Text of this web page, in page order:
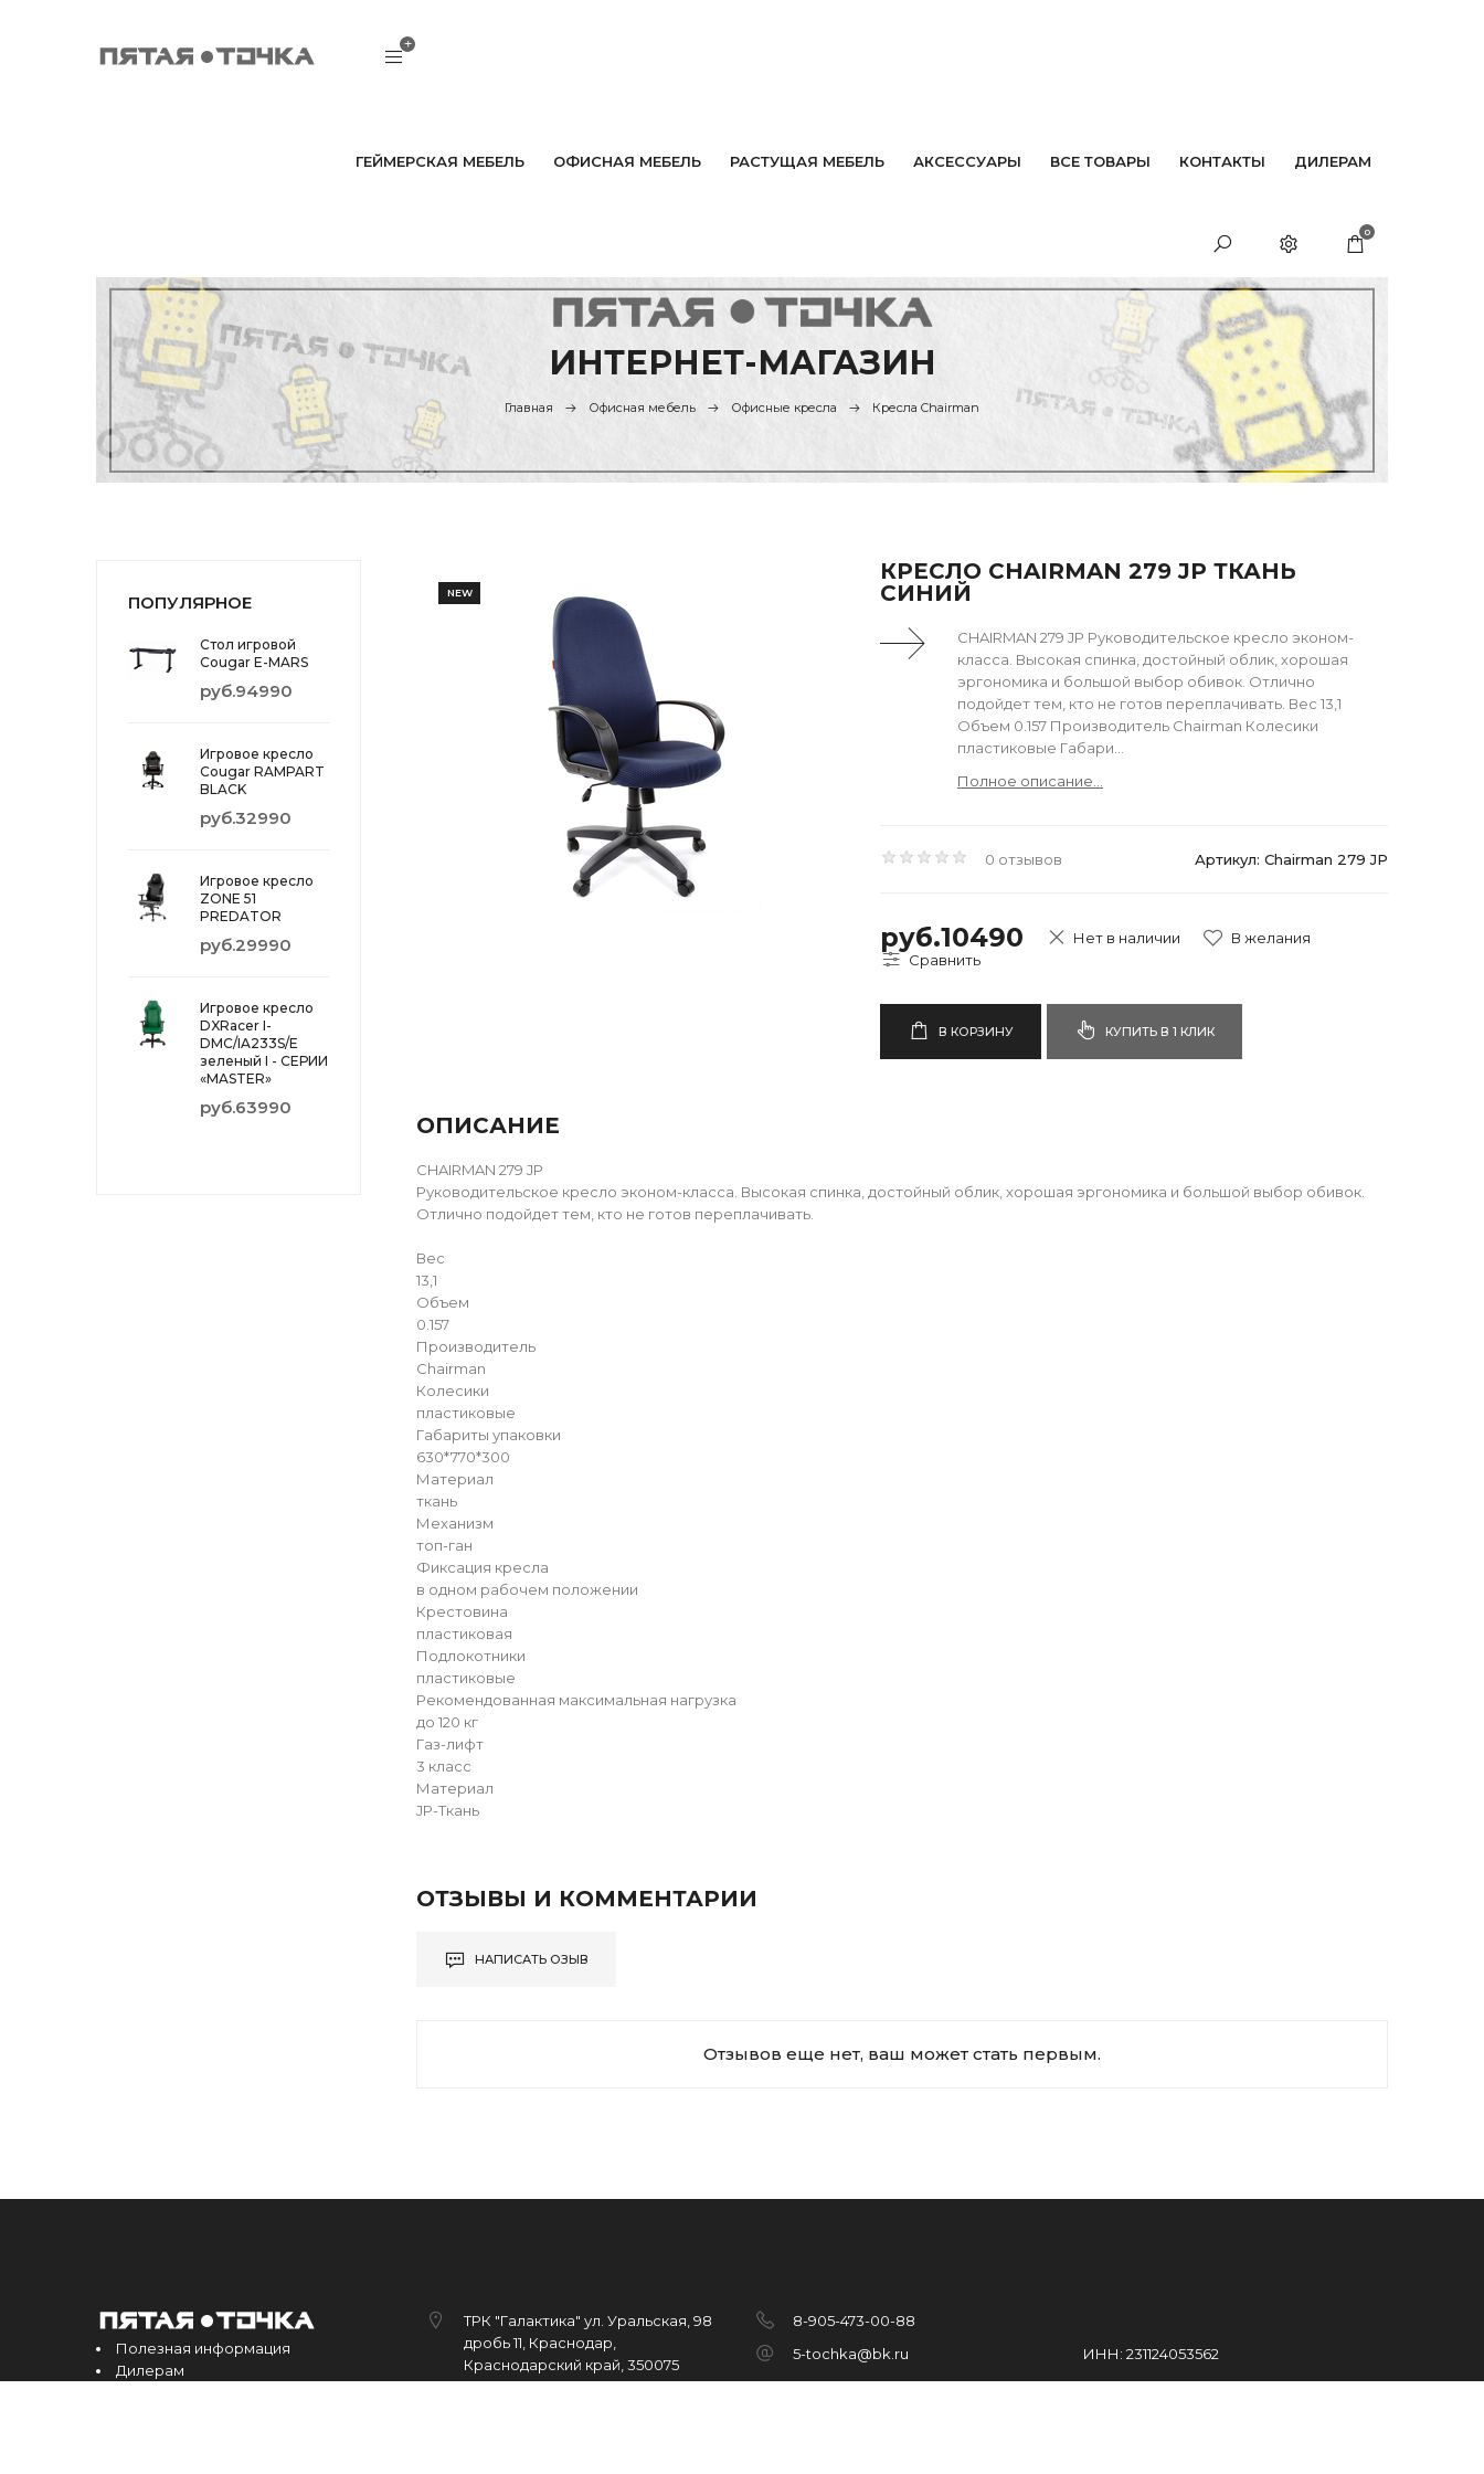
ГЕЙМЕРСКАЯ МЕБЕЛЬ ОФИСНАЯ МЕБЕЛЬ РАСТУЩАЯ МЕБЕЛЬ АКСЕССУАРЫ ВСЕ ТОВАРЫ КОНТАКТЫ ДИЛЕРАМ
0
ИНТЕРНЕТ-МАГАЗИН
Главная Офисная мебель Офисные кресла Кресла Chairman
NEW
КРЕСЛО CHAIRMAN 279 JP ТКАНЬ
СИНИЙ
CHAIRMAN 279 JP Руководительское кресло эконом-
класса. Высокая спинка, достойный облик, хорошая
эргономика и большой выбор обивок. Отлично
подойдет тем, кто не готов переплачивать. Вес 13,1
Объем 0.157 Производитель Chairman Колесики
пластиковые Габари...
Полное описание...
0 отзывов Артикул: Chairman 279 JP
руб.10490 Нет в наличии
В КОРЗИНУ КУПИТЬ В 1 КЛИК
ОПИСАНИЕ
CHAIRMAN 279 JP
Руководительское кресло эконом-класса. Высокая спинка, достойный облик, хорошая эргономика и большой выбор обивок.
Отлично подойдет тем, кто не готов переплачивать.
Вес
13,1
Объем
0.157
Производитель
Chairman
Колесики
пластиковые
Габариты упаковки
630*770*300
Материал
ткань
Механизм
топ-ган
Фиксация кресла
в одном рабочем положении
Крестовина
пластиковая
Подлокотники
пластиковые
Рекомендованная максимальная нагрузка
до 120 кг
Газ-лифт
3 класс
Материал
JP-Ткань
ОТЗЫВЫ И КОММЕНТАРИИ
НАПИСАТЬ ОЗЫВ
Отзывов еще нет, ваш может стать первым.
ПОПУЛЯРНОЕ
Стол игровой
Cougar E-MARS
руб.94990
Игровое кресло
Cougar RAMPART
BLACK
руб.32990
Игровое кресло
ZONE 51
PREDATOR
руб.29990
Игровое кресло
DXRacer I-
DMC/IA233S/E
зеленый I - СЕРИИ
«MASTER»
руб.63990
Полезная информация
Дилерам
ТРК "Галактика" ул. Уральская, 98
дробь 11, Краснодар,
Краснодарский край, 350075
8-905-473-00-88
5-tochka@bk.ru
ИНН: 231124053562